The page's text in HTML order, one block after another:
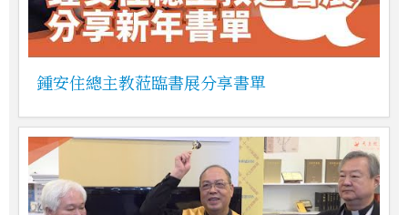
鍾安住總主教蒞臨書展分享書單